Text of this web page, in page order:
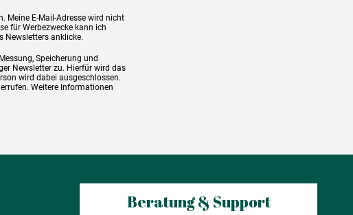
Meine E-Mail-Adresse wird nicht
für Werbezwecke kann ich
Newsletters anklicke.
Speicherung und
Newsletter zu. Hierfür wird das
wird dabei ausgeschlossen.
Weitere Informationen
Beratung & Support